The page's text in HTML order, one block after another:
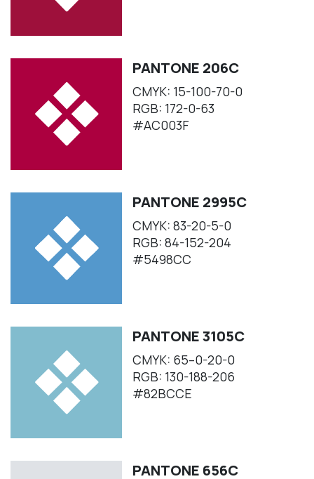
PANTONE 206C
CMYK: 15-100-70-0
RGB: 172-0-63
#AC003F
PANTONE 2995C
CMYK: 83-20-5-0
RGB: 84-152-204
#5498CC
PANTONE 3105C
CMYK: 65–0-20-0
RGB: 130-188-206
#82BCCE
PANTONE 656C